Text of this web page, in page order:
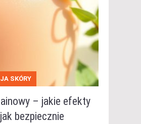
SKÓRY
– jakie efekty
bezpiecznie